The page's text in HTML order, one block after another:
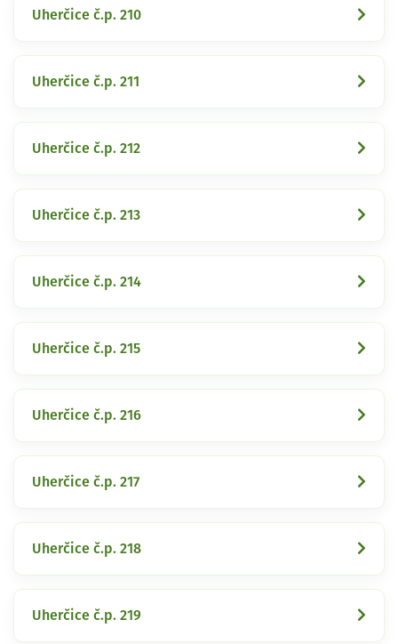
Uherčice č.p. 210
Uherčice č.p. 211
Uherčice č.p. 212
Uherčice č.p. 213
Uherčice č.p. 214
Uherčice č.p. 215
Uherčice č.p. 216
Uherčice č.p. 217
Uherčice č.p. 218
Uherčice č.p. 219